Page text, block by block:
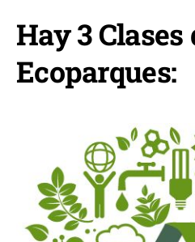
Hay 3 Clases
Ecoparques: